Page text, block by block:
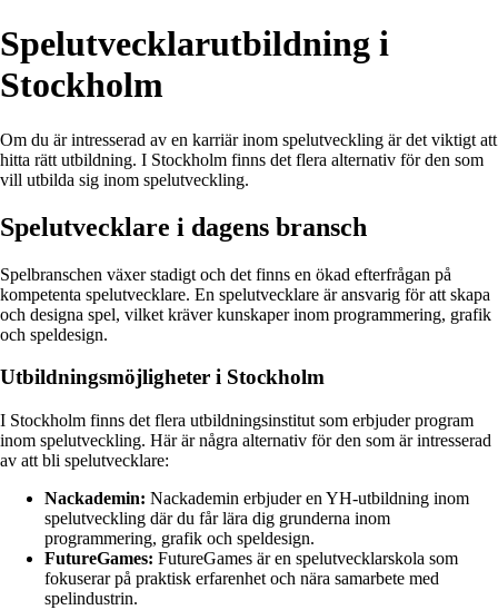
Spelutvecklarutbildning i
Stockholm
Om du är intresserad av en karriär inom spelutveckling är det viktigt att
hitta rätt utbildning. I Stockholm finns det flera alternativ för den som
vill utbilda sig inom spelutveckling.
Spelutvecklare i dagens bransch
Spelbranschen växer stadigt och det finns en ökad efterfrågan på
kompetenta spelutvecklare. En spelutvecklare är ansvarig för att skapa
och designa spel, vilket kräver kunskaper inom programmering, grafik
och speldesign.
Utbildningsmöjligheter i Stockholm
I Stockholm finns det flera utbildningsinstitut som erbjuder program
inom spelutveckling. Här är några alternativ för den som är intresserad
av att bli spelutvecklare:
Nackademin: Nackademin erbjuder en YH-utbildning inom
spelutveckling där du får lära dig grunderna inom
programmering, grafik och speldesign.
FutureGames: FutureGames är en spelutvecklarskola som
fokuserar på praktisk erfarenhet och nära samarbete med
spelindustrin.